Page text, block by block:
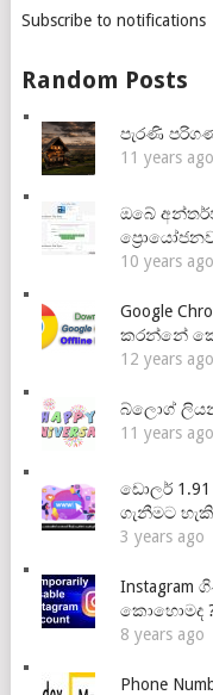
Subscribe to notifications
Random Posts
පැරණි
11 years ago
ඔබේ
10 years ago
Google
කරන්නේ
12 years ago
බ්ලොග්
11 years ago
ඩොලර් 1.91
ගැනීමට
3 years ago
කොහොමද
8 years ago
Phone